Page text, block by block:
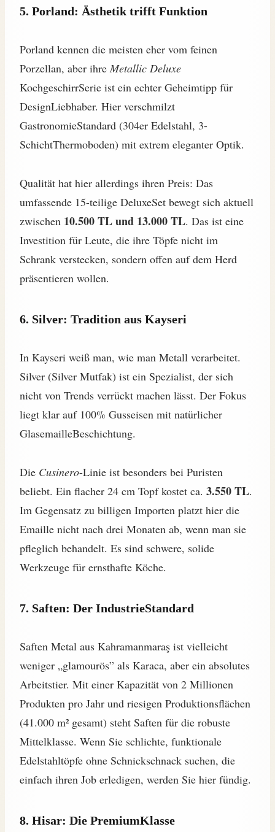
5. Porland: Ästhetik trifft Funktion
Porland kennen die meisten eher vom feinen
Porzellan, aber ihre Metallic Deluxe
KochgeschirrSerie ist ein echter Geheimtipp für
DesignLiebhaber. Hier verschmilzt
GastronomieStandard (304er Edelstahl, 3-
SchichtThermoboden) mit extrem eleganter Optik.
Qualität hat hier allerdings ihren Preis: Das
umfassende 15-teilige DeluxeSet bewegt sich aktuell
zwischen 10.500 TL und 13.000 TL. Das ist eine
Investition für Leute, die ihre Töpfe nicht im
Schrank verstecken, sondern offen auf dem Herd
präsentieren wollen.
6. Silver: Tradition aus Kayseri
In Kayseri weiß man, wie man Metall verarbeitet.
Silver (Silver Mutfak) ist ein Spezialist, der sich
nicht von Trends verrückt machen lässt. Der Fokus
liegt klar auf 100% Gusseisen mit natürlicher
GlasemailleBeschichtung.
Die Cusinero-Linie ist besonders bei Puristen
beliebt. Ein flacher 24 cm Topf kostet ca. 3.550 TL.
Im Gegensatz zu billigen Importen platzt hier die
Emaille nicht nach drei Monaten ab, wenn man sie
pfleglich behandelt. Es sind schwere, solide
Werkzeuge für ernsthafte Köche.
7. Saften: Der IndustrieStandard
Saften Metal aus Kahramanmaraş ist vielleicht
weniger „glamourös” als Karaca, aber ein absolutes
Arbeitstier. Mit einer Kapazität von 2 Millionen
Produkten pro Jahr und riesigen Produktionsflächen
(41.000 m² gesamt) steht Saften für die robuste
Mittelklasse. Wenn Sie schlichte, funktionale
Edelstahltöpfe ohne Schnickschnack suchen, die
einfach ihren Job erledigen, werden Sie hier fündig.
8. Hisar: Die PremiumKlasse